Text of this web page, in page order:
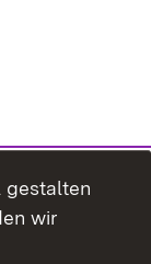
gestalten
wir